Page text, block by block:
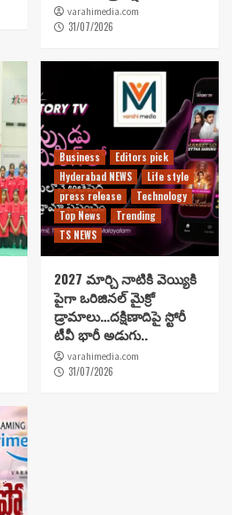
varahimedia.com
31/07/2026
Business
Editors pick
Hyderabad NEWS
Life style
press release
Technology
Top News
Trending
TS NEWS
2027 మార్చి నాటికి వెయ్యికి
పైగా ఒరిజినల్ మైక్రో
డ్రామాలు…దక్షిణాదిపై స్టోరీ
టీవీ భారీ అడుగు..
varahimedia.com
31/07/2026